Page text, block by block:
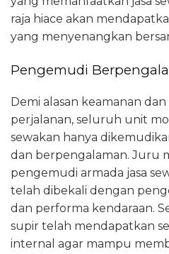
raja hiace akan
yang menyenangkan
Pengemudi
Demi alasan keamanan
perjalanan, seluruh unit
sewakan hanya
dan berpengalaman. Juru
pengemudi armada jasa
telah dibekali dengan
dan performa kendaraan.
supir telah mendapatkan
internal agar mampu